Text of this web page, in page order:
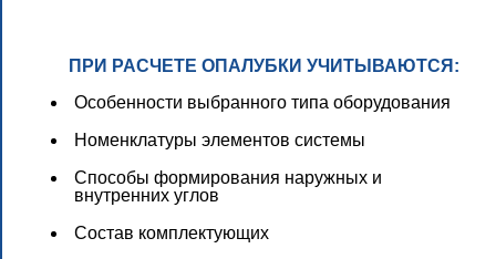
ПРИ РАСЧЕТЕ ОПАЛУБКИ УЧИТЫВАЮТСЯ:
Особенности выбранного типа оборудования
Номенклатуры элементов системы
Способы формирования наружных и
внутренних углов
Состав комплектующих